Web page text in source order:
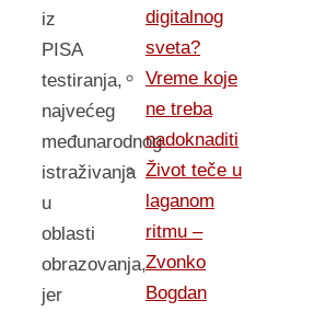
iz
PISA
testiranja,
najvećeg
međunarodnog
istraživanja
u
oblasti
obrazovanja,
jer
digitalnog
sveta?
Vreme koje
ne treba
nadoknaditi
Život teče u
laganom
ritmu –
Zvonko
Bogdan